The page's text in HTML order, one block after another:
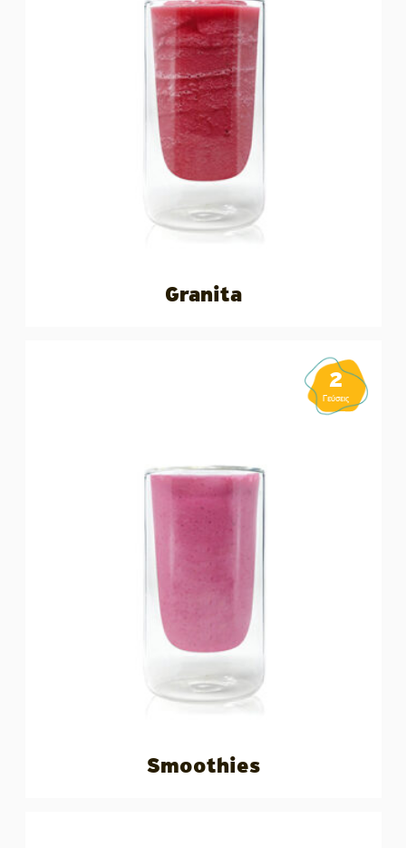
Granita
2
Γεύσεις
Smoothies